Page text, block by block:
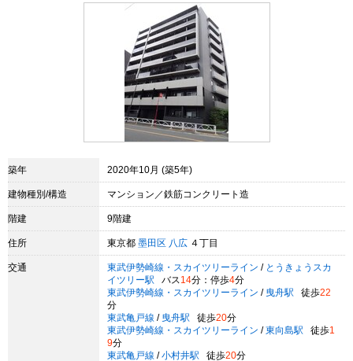
築年 2020年10月 (築5年)
建物種別/構造 マンション／鉄筋コンクリート造
階建 9階建
住所 東京都 墨田区 八広 ４丁目
交通 東武伊勢崎線・スカイツリーライン / とうきょうスカ
イツリー駅
バス 14分：停歩4分
東武伊勢崎線・スカイツリーライン / 曳舟駅 徒歩22
分
東武亀戸線 / 曳舟駅 徒歩20分
東武伊勢崎線・スカイツリーライン / 東向島駅 徒歩1
9分
東武亀戸線 / 小村井駅 徒歩20分